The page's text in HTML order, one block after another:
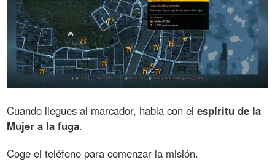
Cuando llegues al marcador, habla con elespíritu de la
Mujer a la fuga.
Coge el teléfono para comenzar la misión.